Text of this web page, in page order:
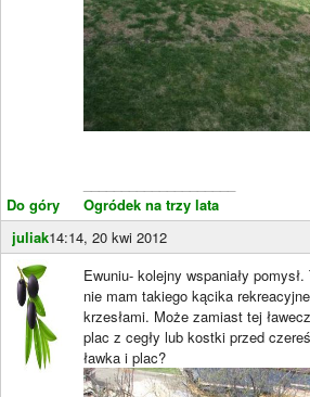
Do góry
Ogródek na trzy lata
juliak14:14, 20 kwi 2012
Ewuniu- kolejny wspaniały
nie mam takiego kącika
krzesłami. Może zamiast tej
plac z cegły lub kostki przed
ławka i plac?